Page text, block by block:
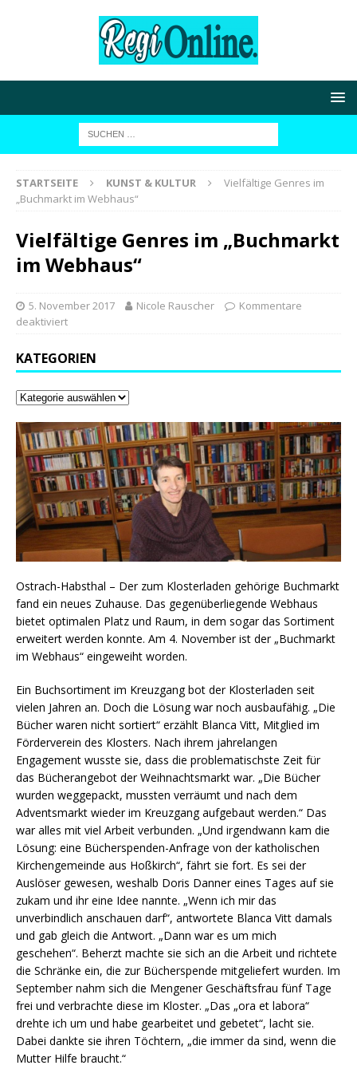
STARTSEITE KUNST & KULTUR
Vielfältige Genres im
„Buchmarkt im Webhaus“
Vielfältige Genres im „Buchmarkt
im Webhaus“
5. November 2017 Nicole Rauscher
Kommentare
deaktiviert
KATEGORIEN
Ostrach-Habsthal – Der zum Klosterladen gehörige Buchmarkt
fand ein neues Zuhause. Das gegenüberliegende Webhaus
bietet optimalen Platz und Raum, in dem sogar das Sortiment
erweitert werden konnte. Am 4. November ist der „Buchmarkt
im Webhaus“ eingeweiht worden.
Ein Buchsortiment im Kreuzgang bot der Klosterladen seit
vielen Jahren an. Doch die Lösung war noch ausbaufähig. „Die
Bücher waren nicht sortiert“ erzählt Blanca Vitt, Mitglied im
Förderverein des Klosters. Nach ihrem jahrelangen
Engagement wusste sie, dass die problematischste Zeit für
das Bücherangebot der Weihnachtsmarkt war. „Die Bücher
wurden weggepackt, mussten verräumt und nach dem
Adventsmarkt wieder im Kreuzgang aufgebaut werden.“ Das
war alles mit viel Arbeit verbunden. „Und irgendwann kam die
Lösung: eine Bücherspenden-Anfrage von der katholischen
Kirchengemeinde aus Hoßkirch“, fährt sie fort. Es sei der
Auslöser gewesen, weshalb Doris Danner eines Tages auf sie
zukam und ihr eine Idee nannte. „Wenn ich mir das
unverbindlich anschauen darf“, antwortete Blanca Vitt damals
und gab gleich die Antwort. „Dann war es um mich
geschehen“. Beherzt machte sie sich an die Arbeit und richtete
die Schränke ein, die zur Bücherspende mitgeliefert wurden. Im
September nahm sich die Mengener Geschäftsfrau fünf Tage
frei und verbrachte diese im Kloster. „Das „ora et labora“
drehte ich um und habe gearbeitet und gebetet“, lacht sie.
Dabei dankte sie ihren Töchtern, „die immer da sind, wenn die
Mutter Hilfe braucht.“